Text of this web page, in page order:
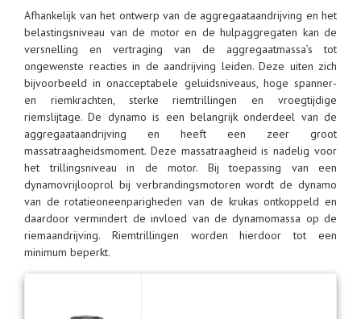
Afhankelijk van het ontwerp van de aggregaataandrijving en het
belastingsniveau van de motor en de hulpaggregaten kan de
versnelling en vertraging van de aggregaatmassa’s tot
ongewenste reacties in de aandrijving leiden. Deze uiten zich
bijvoorbeeld in onacceptabele geluidsniveaus, hoge spanner-
en riemkrachten, sterke riemtrillingen en vroegtijdige
riemslijtage. De dynamo is een belangrijk onderdeel van de
aggregaataandrijving en heeft een zeer groot
massatraagheidsmoment. Deze massatraagheid is nadelig voor
het trillingsniveau in de motor. Bij toepassing van een
dynamovrijlooprol bij verbrandingsmotoren wordt de dynamo
van de rotatieoneenparigheden van de krukas ontkoppeld en
daardoor vermindert de invloed van de dynamomassa op de
riemaandrijving. Riemtrillingen worden hierdoor tot een
minimum beperkt.